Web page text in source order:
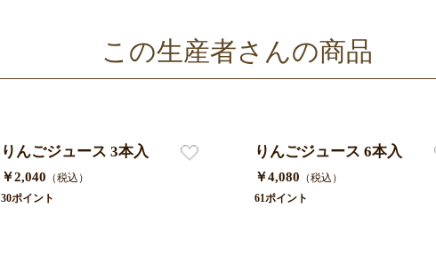
この生産者さんの商品
りんごジュース 3本入
￥2,040 （税込）
30ポイント
りんごジュース 6本入
￥4,080 （税込）
61ポイント